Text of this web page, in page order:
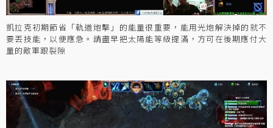
凱拉克初期節省「軌道炮擊」的能量很重要，能用光炮解決掉的就不
要丟技能，以便應急。請盡早把太陽能等級提滿，方可在後期應付大
量的敵軍跟裂隙